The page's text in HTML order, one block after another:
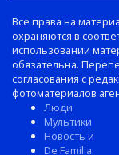
Все права на
охраняются в
использовании
обязательна.
согласования с
фотоматериалов
Люди
Мультики
Новость и
De Familia